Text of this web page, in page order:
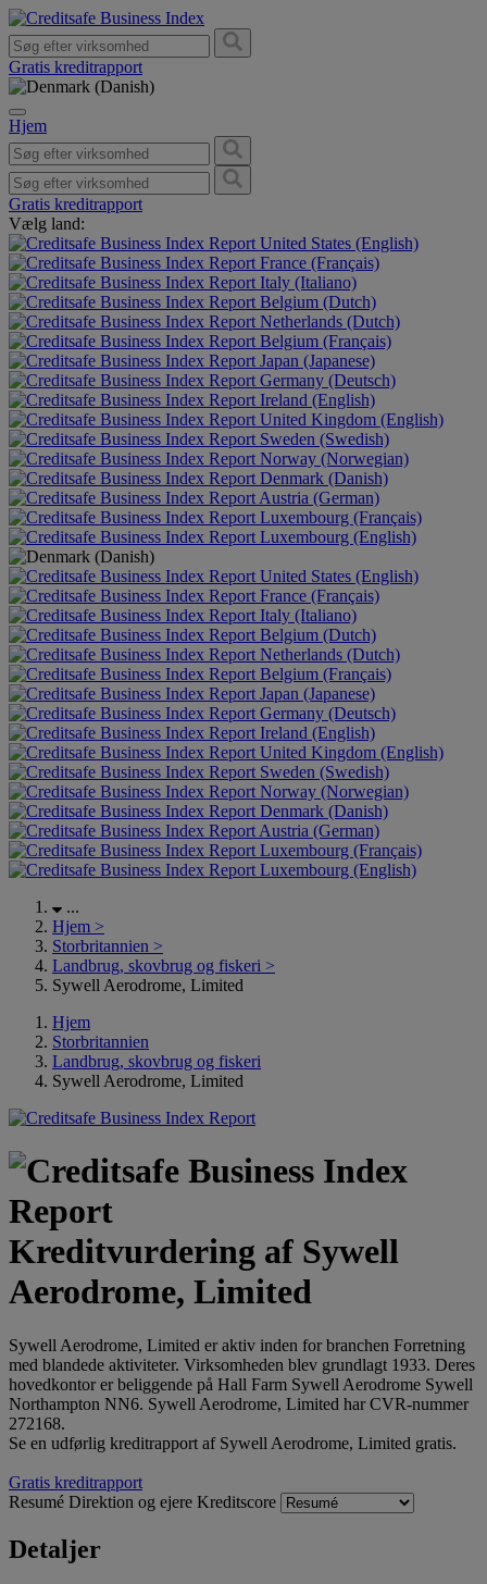
Gratis kreditrapport
Hjem
Gratis kreditrapport
Vælg land:
United States (English)
France (Français)
Italy (Italiano)
Belgium (Dutch)
Netherlands (Dutch)
Belgium (Français)
Japan (Japanese)
Germany (Deutsch)
Ireland (English)
United Kingdom (English)
Sweden (Swedish)
Norway (Norwegian)
Denmark (Danish)
Austria (German)
Luxembourg (Français)
Luxembourg (English)
United States (English)
France (Français)
Italy (Italiano)
Belgium (Dutch)
Netherlands (Dutch)
Belgium (Français)
Japan (Japanese)
Germany (Deutsch)
Ireland (English)
United Kingdom (English)
Sweden (Swedish)
Norway (Norwegian)
Denmark (Danish)
Austria (German)
Luxembourg (Français)
Luxembourg (English)
...
Hjem >
Storbritannien >
Landbrug, skovbrug og fiskeri >
Sywell Aerodrome, Limited
Hjem
Storbritannien
Landbrug, skovbrug og fiskeri
Sywell Aerodrome, Limited
Kreditvurdering af Sywell
Aerodrome, Limited
Sywell Aerodrome, Limited er aktiv inden for branchen Forretning
med blandede aktiviteter. Virksomheden blev grundlagt 1933. Deres
hovedkontor er beliggende på Hall Farm Sywell Aerodrome Sywell
Northampton NN6. Sywell Aerodrome, Limited har CVR-nummer
272168.
Se en udførlig kreditrapport af Sywell Aerodrome, Limited gratis.
Gratis kreditrapport
Resumé Direktion og ejere Kreditscore
Detaljer